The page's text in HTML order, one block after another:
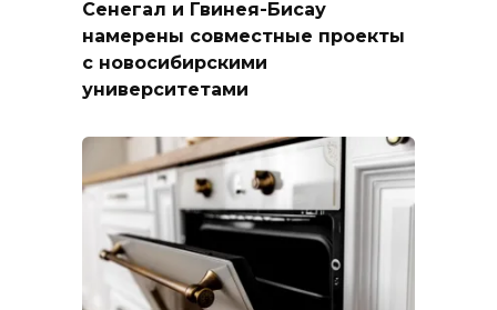
Сенегал и Гвинея-Бисау
намерены совместные проекты
с новосибирскими
университетами